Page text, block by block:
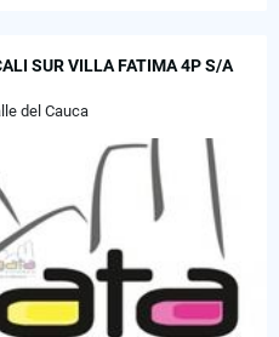
SUR VILLA FATIMA 4P S/A
del Cauca